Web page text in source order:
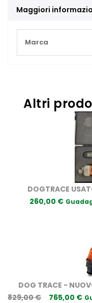
Maggiori
Informazioni
Marca
Altri
DOGTRACE
260,00 €
DOG TRACE -
765,00 €
829,00 €